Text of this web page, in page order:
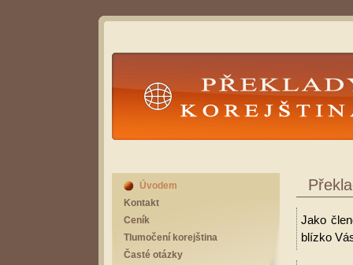
Překlady Korejština
Jako
blízko
Úvodem
Kontakt
Ceník
Tlumočení korejština
Časté otázky